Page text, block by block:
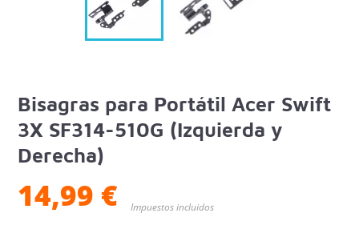
Bisagras para Portátil Acer Swift
3X SF314-510G (Izquierda y
Derecha)
14,99 € Impuestos incluidos